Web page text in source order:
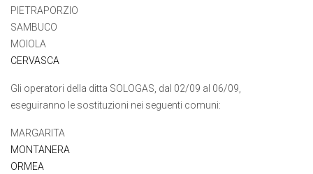
PIETRAPORZIO
SAMBUCO
MOIOLA
CERVASCA
Gli operatori della ditta SOLOGAS, dal 02/09 al 06/09,
eseguiranno le sostituzioni nei seguenti comuni:
MARGARITA
MONTANERA
ORMEA